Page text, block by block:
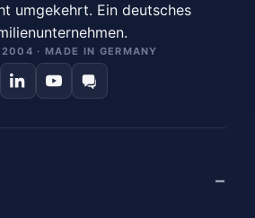
umgekehrt. Ein deutsches
· MADE IN GERMANY